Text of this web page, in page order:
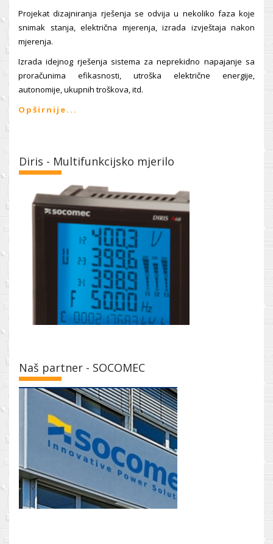
Projekat dizajniranja rješenja se odvija u nekoliko faza koje
snimak stanja, električna mjerenja, izrada izvještaja nakon
mjerenja.
Izrada idejnog rješenja sistema za neprekidno napajanje sa
proračunima efikasnosti, utroška električne energije,
autonomije, ukupnih troškova, itd.
Opširnije...
Diris - Multifunkcijsko mjerilo
Naš partner - SOCOMEC